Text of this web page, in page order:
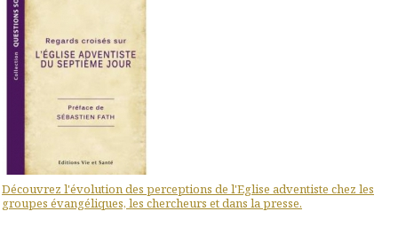
Découvrez l'évolution des perceptions de l'Eglise adventiste chez les
groupes évangéliques, les chercheurs et dans la presse.